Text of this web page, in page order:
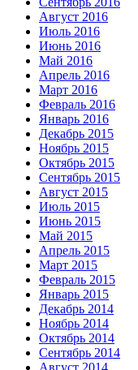
Август 2016
Июль 2016
Июнь 2016
Май 2016
Апрель 2016
Март 2016
Февраль 2016
Январь 2016
Декабрь 2015
Ноябрь 2015
Октябрь 2015
Сентябрь 2015
Август 2015
Июль 2015
Июнь 2015
Май 2015
Апрель 2015
Март 2015
Февраль 2015
Январь 2015
Декабрь 2014
Ноябрь 2014
Октябрь 2014
Сентябрь 2014
Август 2014